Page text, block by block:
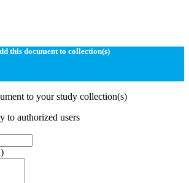
this document to collection(s)
to your study collection(s)
to authorized users